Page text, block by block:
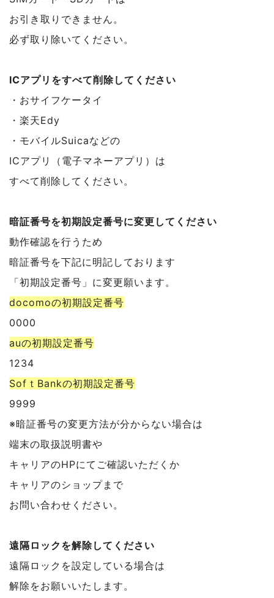
お引き取りできません。
必ず取り除いてください。
ICアプリをすべて削除してください
・おサイフケータイ
・楽天Edy
・モバイルSuicaなどの
ICアプリ（電子マネーアプリ）は
すべて削除してください。
暗証番号を初期設定番号に変更してください
動作確認を行うため
暗証番号を下記に明記しております
「初期設定番号」に変更願います。
docomoの初期設定番号
0000
auの初期設定番号
1234
SofｔBankの初期設定番号
9999
※暗証番号の変更方法が分からない場合は
端末の取扱説明書や
キャリアのHPにてご確認いただくか
キャリアのショップまで
お問い合わせください。
遠隔ロックを解除してください
遠隔ロックを設定している場合は
解除をお願いいたします。